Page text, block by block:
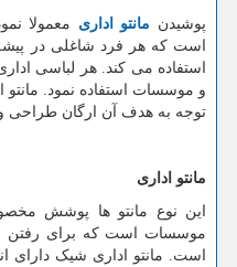
پوشیدن مانتو اداری معمولا
است که هر فرد شاغلی در
استفاده می کند. هر لباسی
و موسسات استفاده نمود.
توجه به هدف آن ارگان طراحی
مانتو اداری
این نوع مانتو ها پوشش
موسسات است که برای رفتن
است. مانتو اداری شیک دارای